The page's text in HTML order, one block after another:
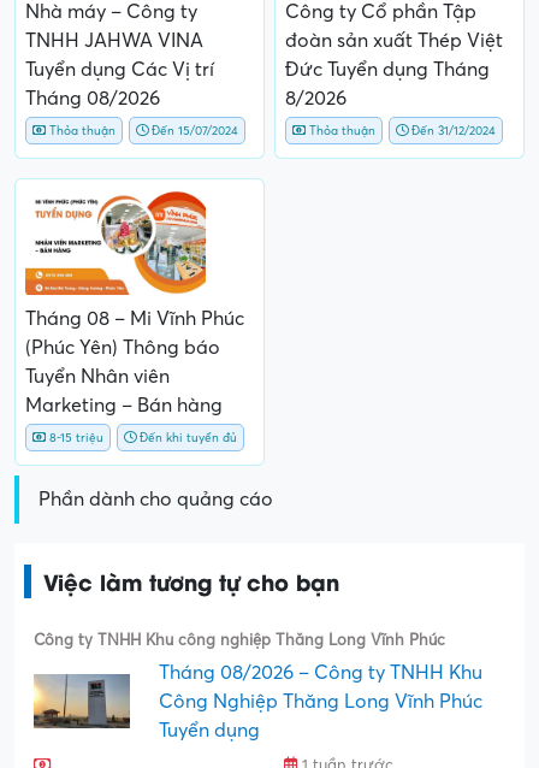
Nhà máy – Công ty
TNHH JAHWA VINA
Tuyển dụng Các Vị trí
Tháng 08/2026
Thỏa thuận Đến 15/07/2024
Công ty Cổ phần Tập
đoàn sản xuất Thép Việt
Đức Tuyển dụng Tháng
8/2026
Thỏa thuận Đến 31/12/2024
Tháng 08 – Mi Vĩnh Phúc
(Phúc Yên) Thông báo
Tuyển Nhân viên
Marketing – Bán hàng
8-15 triệu Đến khi tuyển đủ
Phần dành cho quảng cáo
Việc làm tương tự cho bạn
Công ty TNHH Khu công nghiệp Thăng Long Vĩnh Phúc
Tháng 08/2026 – Công ty TNHH Khu
Công Nghiệp Thăng Long Vĩnh Phúc
Tuyển dụng